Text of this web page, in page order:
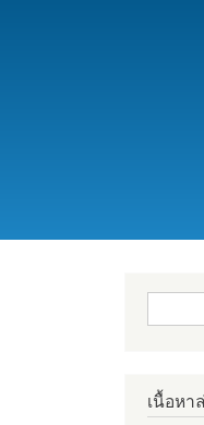
ฟอร์มค้น
เนื้อหา